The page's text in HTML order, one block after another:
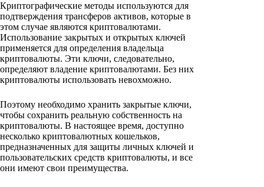
Криптографические методы используются для
подтверждения трансферов активов, которые в
этом случае являются криптовалютами.
Использование закрытых и открытых ключей
применяется для определения владельца
криптовалюты. Эти ключи, следовательно,
определяют владение криптовалютами. Без них
криптовалюты использовать невохможно.
Поэтому необходимо хранить закрытые ключи,
чтобы сохранить реальную собственность на
криптовалюты. В настоящее время, доступно
несколько криптовалютных кошельков,
предназначенных для защиты личных ключей и
пользовательских средств криптовалюты, и все
они имеют свои преимущества.